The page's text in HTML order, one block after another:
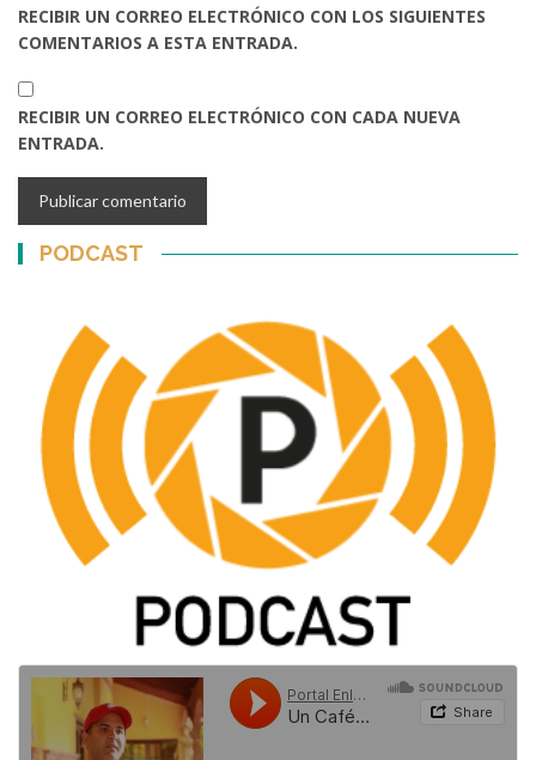
RECIBIR UN CORREO ELECTRÓNICO CON LOS SIGUIENTES
COMENTARIOS A ESTA ENTRADA.
RECIBIR UN CORREO ELECTRÓNICO CON CADA NUEVA
ENTRADA.
PODCAST